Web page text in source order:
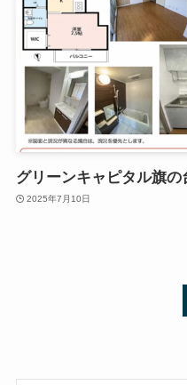
グリーンキャピタル旗の
2025年7月10日